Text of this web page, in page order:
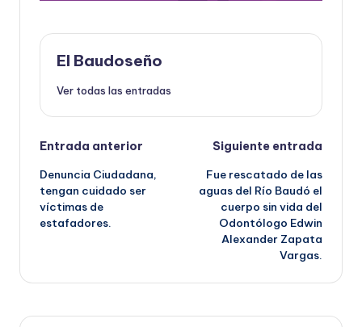
El Baudoseño
Ver todas las entradas
Navegación
de
entradas
Entrada anterior
Denuncia Ciudadana,
tengan cuidado ser
víctimas de
estafadores.
Siguiente entrada
Fue rescatado de las
aguas del Río Baudó el
cuerpo sin vida del
Odontólogo Edwin
Alexander Zapata
Vargas.